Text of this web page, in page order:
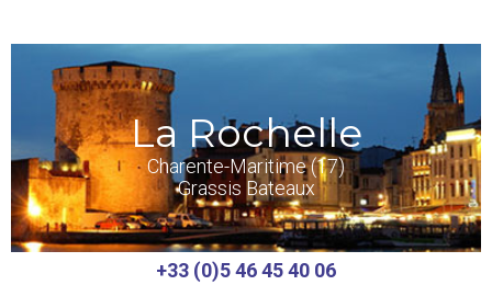
La Rochelle
Charente-Maritime (17)
Grassis Bateaux
+33 (0)5 46 45 40 06